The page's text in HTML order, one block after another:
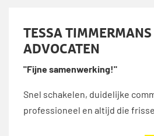
TESSA
ADVOCATEN
"Fijne samenwerking!"
Snel schakelen, duidelijke
professioneel en altijd die